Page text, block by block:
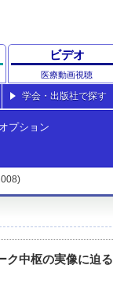
ビデオ
医療動画視聴
学会・出版社で探す
オプション
ク中枢の実像に迫る